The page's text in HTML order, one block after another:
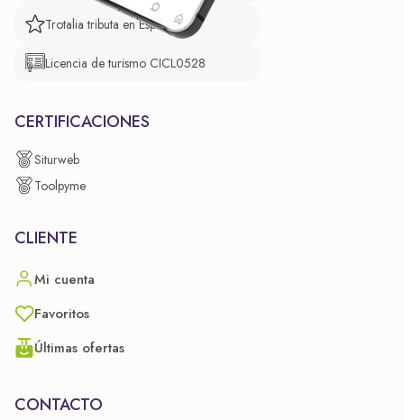
Trotalia tributa en España
Licencia de turismo CICL0528
CERTIFICACIONES
Siturweb
Toolpyme
CLIENTE
Mi cuenta
Favoritos
Últimas ofertas
CONTACTO